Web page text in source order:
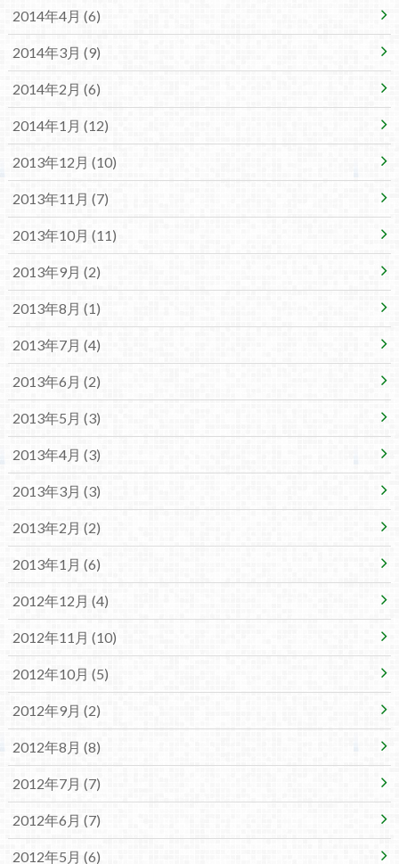
2014年4月 (6)
2014年3月 (9)
2014年2月 (6)
2014年1月 (12)
2013年12月 (10)
2013年11月 (7)
2013年10月 (11)
2013年9月 (2)
2013年8月 (1)
2013年7月 (4)
2013年6月 (2)
2013年5月 (3)
2013年4月 (3)
2013年3月 (3)
2013年2月 (2)
2013年1月 (6)
2012年12月 (4)
2012年11月 (10)
2012年10月 (5)
2012年9月 (2)
2012年8月 (8)
2012年7月 (7)
2012年6月 (7)
2012年5月 (6)